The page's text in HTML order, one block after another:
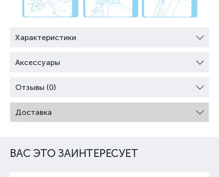
Характеристики
Аксессуары
Отзывы (0)
Доставка
ВАС ЭТО ЗАИНТЕРЕСУЕТ